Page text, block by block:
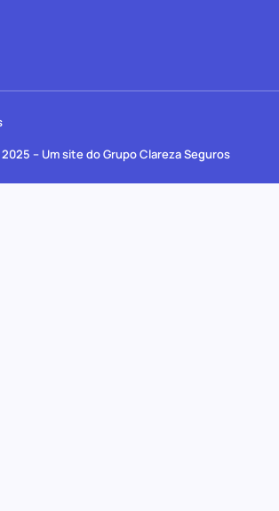
– Um site do Grupo Clareza Seguros